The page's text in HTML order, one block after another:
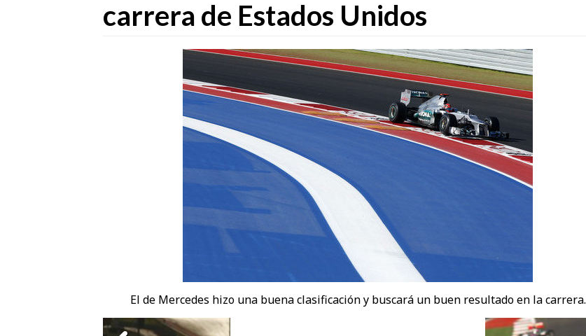
carrera de Estados Unidos
El de Mercedes hizo una buena clasificación y buscará un buen resultado en la carrera.